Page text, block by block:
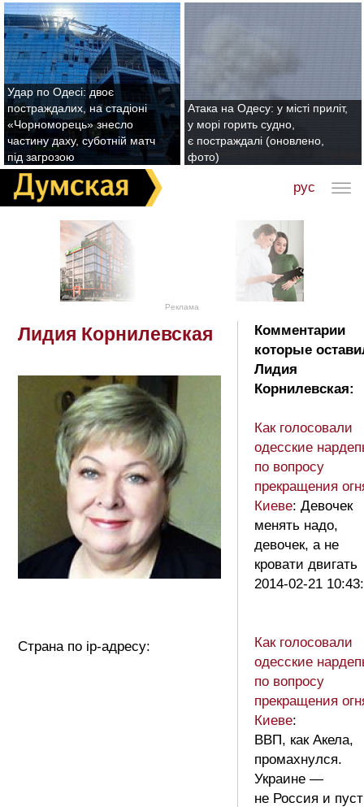
Удар по Одесі: двоє
постраждалих, на стадіоні
«Чорноморець» знесло
частину даху, суботній матч
під загрозою
Атака на Одесу: у місті приліт,
у морі горить судно,
є постраждалі (оновлено,
фото)
рус
Реклама
Лидия Корнилевская
Страна по ip-адресу:
Комментарии
которые
Лидия
Корнилевская:
Как голосовали
одесские
по вопросу
прекращения
Киеве: Девочек
менять надо,
девочек, а не
кровати двигать
2014-02-21
Как голосовали
одесские
по вопросу
прекращения
Киеве:
ВВП, как Акела,
промахнулся.
Украине —
не Россия и